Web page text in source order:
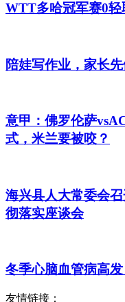
WTT多哈冠军赛0
陪娃写作业，家长
意甲：佛罗伦萨
式，米兰要被咬？
海兴县人大常委会
彻落实座谈会
冬季心脑血管病高
友情链接：